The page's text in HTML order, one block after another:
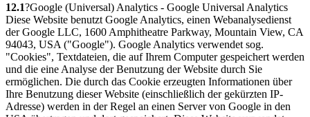
12.1?Google (Universal) Analytics - Google Universal Analytics
Diese Website benutzt Google Analytics, einen Webanalysedienst
der Google LLC, 1600 Amphitheatre Parkway, Mountain View, CA
94043, USA ("Google"). Google Analytics verwendet sog.
"Cookies", Textdateien, die auf Ihrem Computer gespeichert werden
und die eine Analyse der Benutzung der Website durch Sie
ermöglichen. Die durch das Cookie erzeugten Informationen über
Ihre Benutzung dieser Website (einschließlich der gekürzten IP-
Adresse) werden in der Regel an einen Server von Google in den